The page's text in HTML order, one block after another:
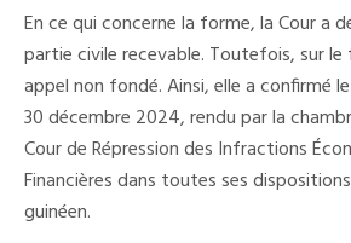
En ce qui concerne la forme, la Cour a
partie civile recevable. Toutefois, sur
appel non fondé. Ainsi, elle a confirmé
30 décembre 2024, rendu par la
Cour de Répression des Infractions
Financières dans toutes ses
guinéen.